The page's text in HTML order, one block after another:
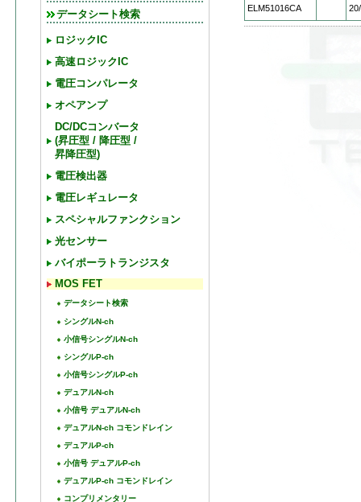
データシート検索
ロジックIC
高速ロジックIC
電圧コンパレータ
オペアンプ
DC/DCコンバータ
(昇圧型 / 降圧型 /
昇降圧型)
電圧検出器
電圧レギュレータ
スペシャルファンクション
光センサー
バイポーラトランジスタ
MOS FET
データシート検索
シングルN-ch
小信号シングルN-ch
シングルP-ch
小信号シングルP-ch
デュアルN-ch
小信号 デュアルN-ch
デュアルN-ch コモンドレイン
デュアルP-ch
小信号 デュアルP-ch
デュアルP-ch コモンドレイン
コンプリメンタリー
ELM51016CA